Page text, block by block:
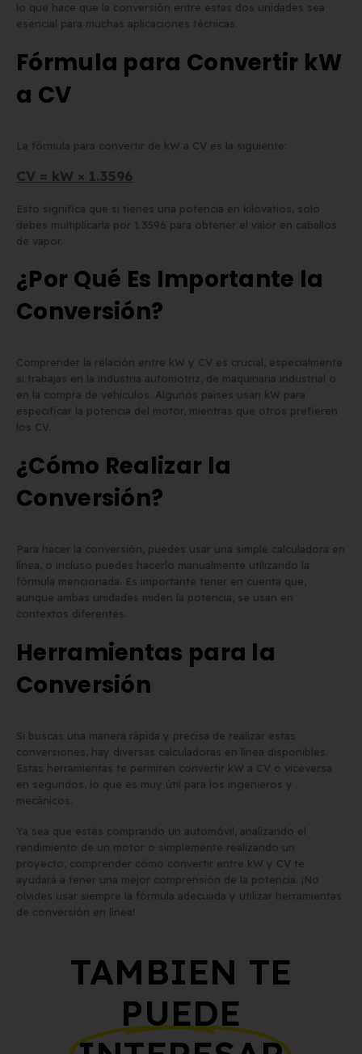
lo que hace que la conversión entre estas dos unidades sea
esencial para muchas aplicaciones técnicas.
Fórmula para Convertir kW
a CV
La fórmula para convertir de kW a CV es la siguiente:
CV = kW × 1.3596
Esto significa que si tienes una potencia en kilovatios, solo
debes multiplicarla por 1.3596 para obtener el valor en caballos
de vapor.
¿Por Qué Es Importante la
Conversión?
Comprender la relación entre kW y CV es crucial, especialmente
si trabajas en la industria automotriz, de maquinaria industrial o
en la compra de vehículos. Algunos países usan kW para
especificar la potencia del motor, mientras que otros prefieren
los CV.
¿Cómo Realizar la
Conversión?
Para hacer la conversión, puedes usar una simple calculadora en
línea, o incluso puedes hacerlo manualmente utilizando la
fórmula mencionada. Es importante tener en cuenta que,
aunque ambas unidades miden la potencia, se usan en
contextos diferentes.
Herramientas para la
Conversión
Si buscas una manera rápida y precisa de realizar estas
conversiones, hay diversas calculadoras en línea disponibles.
Estas herramientas te permiten convertir kW a CV o viceversa
en segundos, lo que es muy útil para los ingenieros y
mecánicos.
Ya sea que estés comprando un automóvil, analizando el
rendimiento de un motor o simplemente realizando un
proyecto, comprender cómo convertir entre kW y CV te
ayudará a tener una mejor comprensión de la potencia. ¡No
olvides usar siempre la fórmula adecuada y utilizar herramientas
de conversión en línea!
TAMBIEN TE
PUEDE